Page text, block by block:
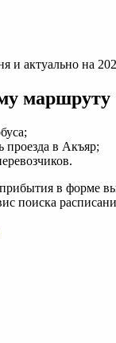
и актуально на
проезда в Акъяр;
прибытия в форме
поиска